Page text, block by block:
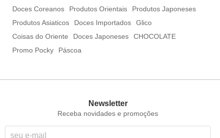
Doces Coreanos
Produtos Orientais
Produtos Japoneses
Produtos Asiaticos
Doces Importados
Glico
Coisas do Oriente
Doces Japoneses
CHOCOLATE
Promo Pocky
Páscoa
Newsletter
Receba novidades e promoções